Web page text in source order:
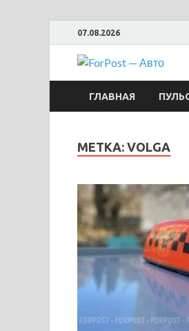
07.08.2026
ГЛАВНАЯ
МЕТКА: VOLGA